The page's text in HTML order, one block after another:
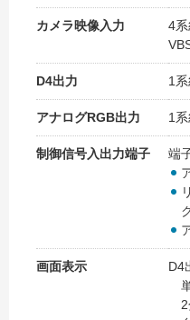
カメラ映像入力
4
D4出力 1
アナログRGB出力 1
制御信号入出力端子
端
画面表示
D4
2